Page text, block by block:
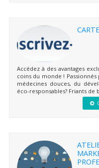
Accédez à des avantages
coins du monde !
médecines douces, du
éco-responsables? Friants de